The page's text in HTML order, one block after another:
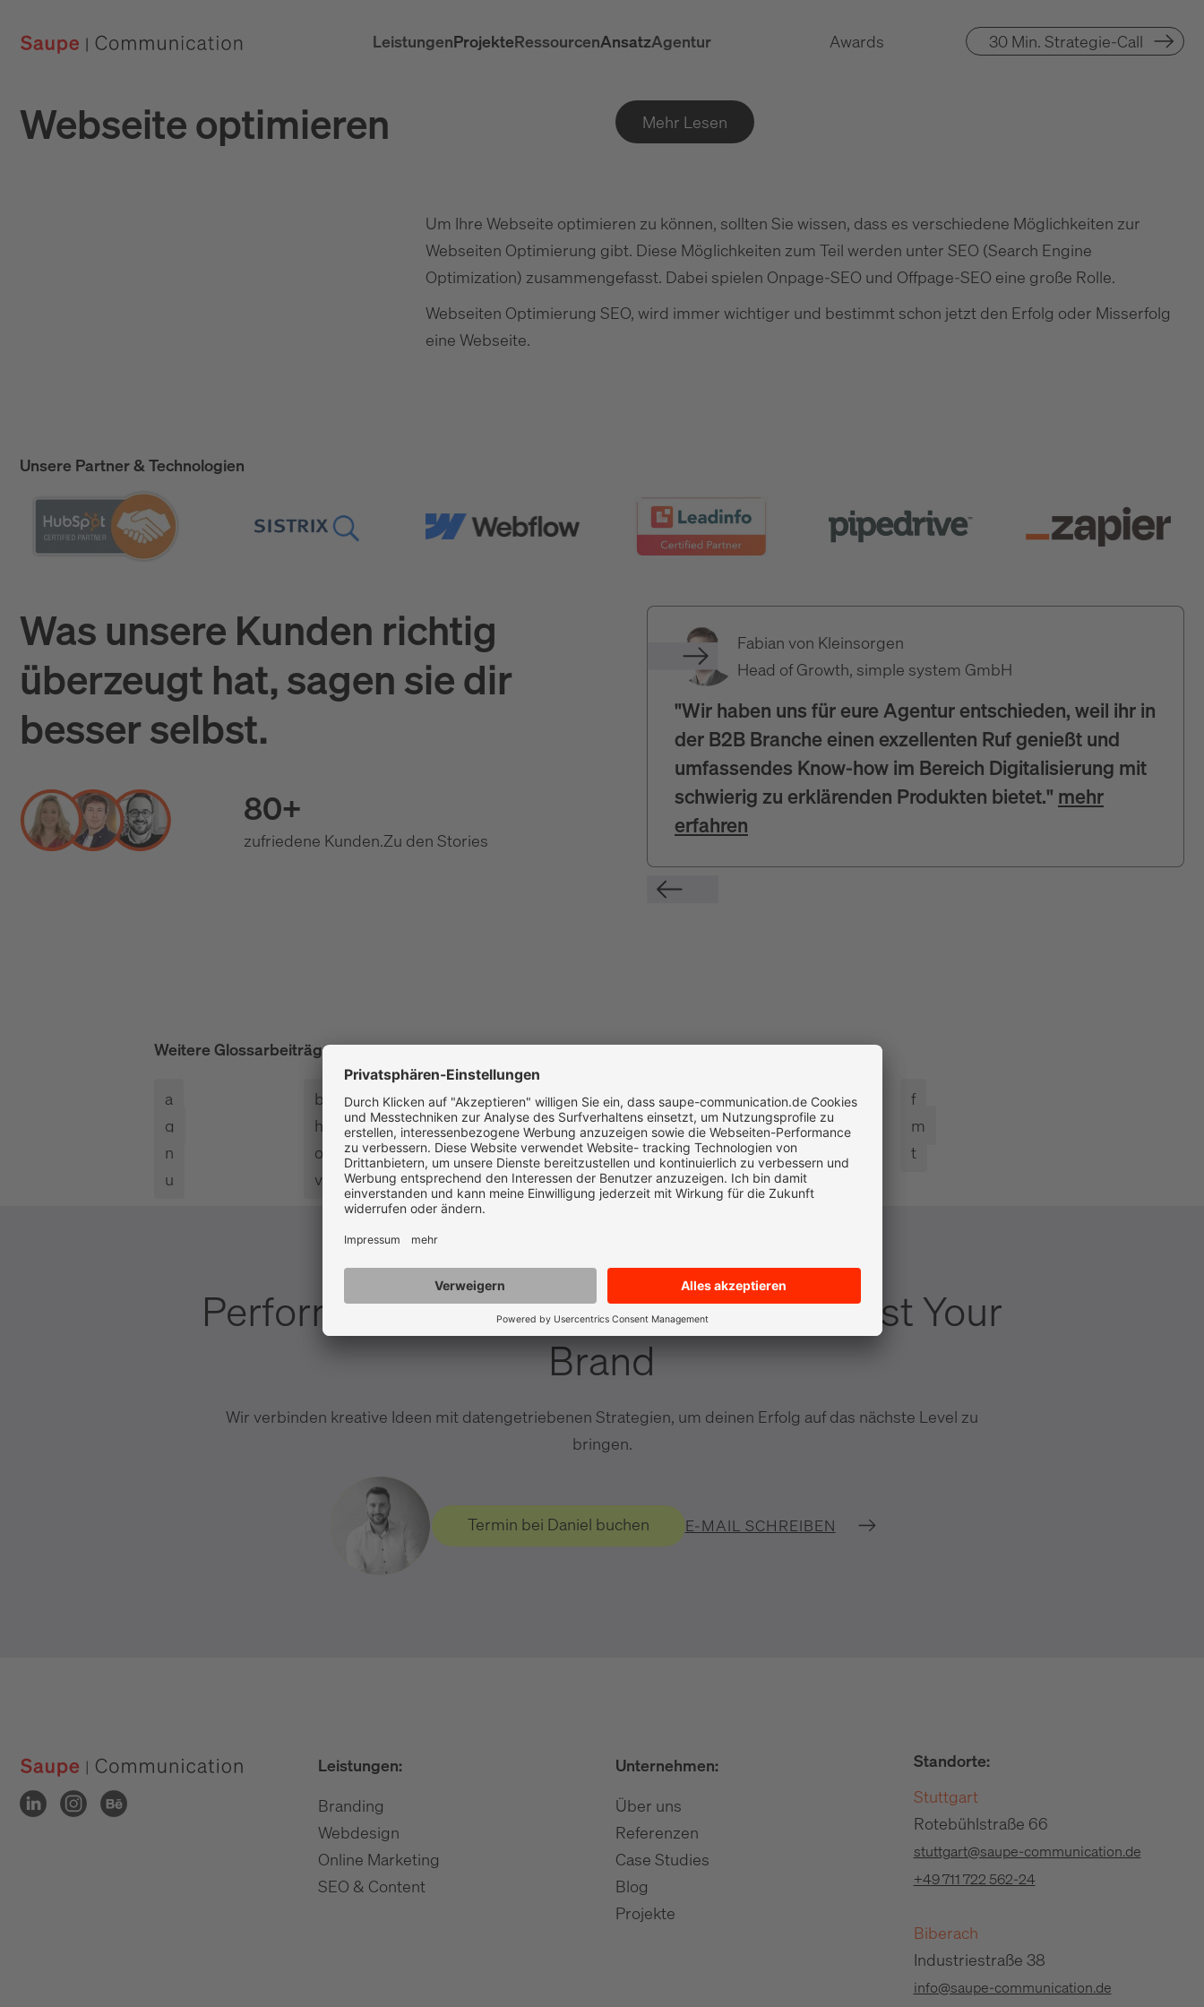
LeistungenProjekteRessourcenAnsatzAgentur Awards 30 Min. Strategie-Call
Webseite optimieren Mehr Lesen
Um Ihre Webseite optimieren zu können, sollten Sie wissen, dass es verschiedene Möglichkeiten zur
Webseiten Optimierung gibt. Diese Möglichkeiten zum Teil werden unter SEO (Search Engine
Optimization) zusammengefasst. Dabei spielen Onpage-SEO und Offpage-SEO eine große Rolle.
Webseiten Optimierung SEO, wird immer wichtiger und bestimmt schon jetzt den Erfolg oder Misserfolg
eine Webseite.
Unsere Partner & Technologien
Was unsere Kunden richtig
überzeugt hat, sagen sie dir
besser selbst.
80+
zufriedene Kunden.Zu den Stories
Fabian von Kleinsorgen
Head of Growth, simple system GmbH
"Wir haben uns für eure Agentur entschieden, weil ihr in
der B2B Branche einen exzellenten Ruf genießt und
umfassendes Know-how im Bereich Digitalisierung mit
schwierig zu erklärenden Produkten bietet." mehr
erfahren
Weitere Glossarbeiträgealle anzeigen
a b c d e
f
g
h i k l
m
n
o p r s
t
u
v w x z
Performance, Marketing & Design Boost Your
Brand
Wir verbinden kreative Ideen mit datengetriebenen Strategien, um deinen Erfolg auf das nächste Level zu
bringen.
Termin bei Daniel buchen E-MAIL SCHREIBEN
Leistungen:
Branding
Webdesign
Online Marketing
SEO & Content
Unternehmen:
Über uns
Referenzen
Case Studies
Blog
Projekte
Standorte:
Stuttgart
Rotebühlstraße 66
stuttgart@saupe-communication.de
+49 711 722 562-24
Biberach
Industriestraße 38
info@saupe-communication.de